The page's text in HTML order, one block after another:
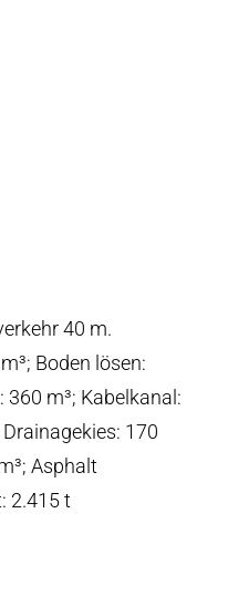
40 m.
Boden lösen:
360 m³; Kabelkanal:
170
Asphalt
2.415 t